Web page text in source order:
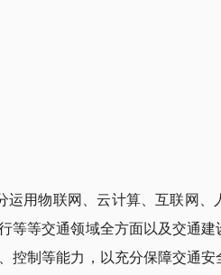
用物联网、云计算、互联网
等等交通领域全方面以及交通
制等能力，以充分保障交通